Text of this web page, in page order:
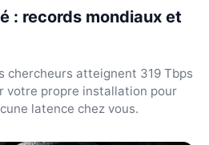
: records mondiaux et
chercheurs atteignent 319 Tbps
votre propre installation pour
latence chez vous.